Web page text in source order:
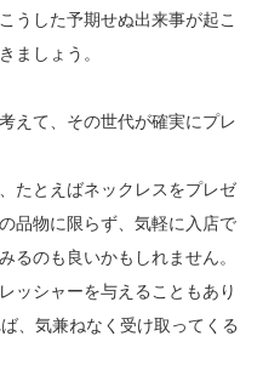
うした予期せぬ出来事が起こ
ましょう。
えて、その世代が確実にプレ
たとえばネックレスをプレゼ
品物に限らず、気軽に入店で
るのも良いかもしれません。
ッシャーを与えることもあり
、気兼ねなく受け取ってくる